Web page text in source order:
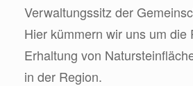
Verwaltungssitz der
Hier kümmern wir uns um die
Erhaltung von
in der Region.